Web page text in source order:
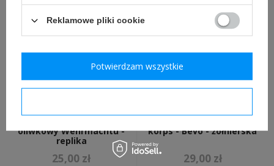
oliwkowy Wehrmachtu -
replika
25,00 zł
korps - Bevo - żołnierska
29,00 zł
Reklamowe pliki cookie
Potwierdzam wszystkie